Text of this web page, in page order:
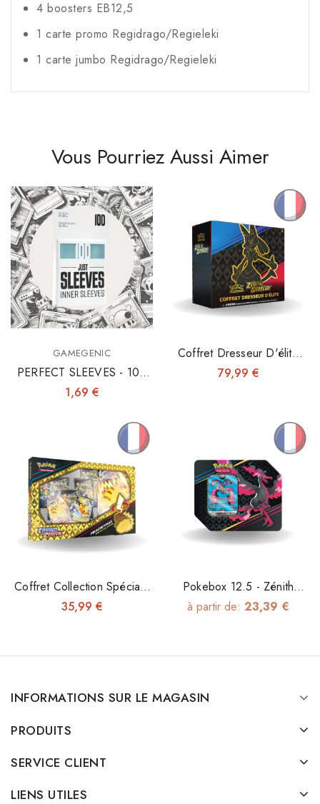
4 boosters EB12,5
1 carte promo Regidrago/Regieleki
1 carte jumbo Regidrago/Regieleki
Vous Pourriez Aussi Aimer
GAMEGENIC
PERFECT SLEEVES - 100
INNER SLEEVES 64X89
1,69 €
Coffret Dresseur D'élite
12.5 - Zénith Suprême
79,99 €
Coffret Collection Spéciale
Pikachu-VMAX 12.5 - Zénith
35,99 €
Pokebox 12.5 - Zénith
Suprême
à partir de: 23,39 €
INFORMATIONS SUR LE MAGASIN
PRODUITS
SERVICE CLIENT
LIENS UTILES